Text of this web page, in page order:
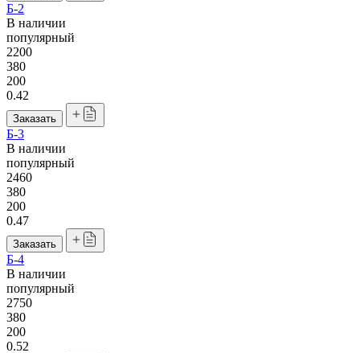
Б-2
В наличии
популярный
2200
380
200
0.42
Заказать
Б-3
В наличии
популярный
2460
380
200
0.47
Заказать
Б-4
В наличии
популярный
2750
380
200
0.52